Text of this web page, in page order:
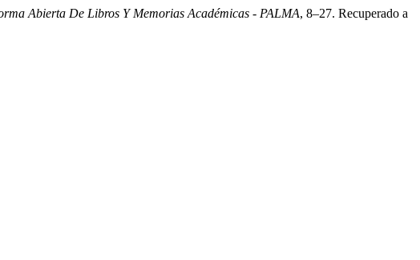
Abierta De Libros Y Memorias Académicas - PALMA, 8–27. Recuperado a